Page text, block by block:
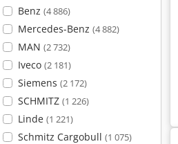
Benz (4 886)
Mercedes-Benz (4 882)
MAN (2 732)
Iveco (2 181)
Siemens (2 172)
SCHMITZ (1 226)
Linde (1 221)
Schmitz Cargobull (1 075)